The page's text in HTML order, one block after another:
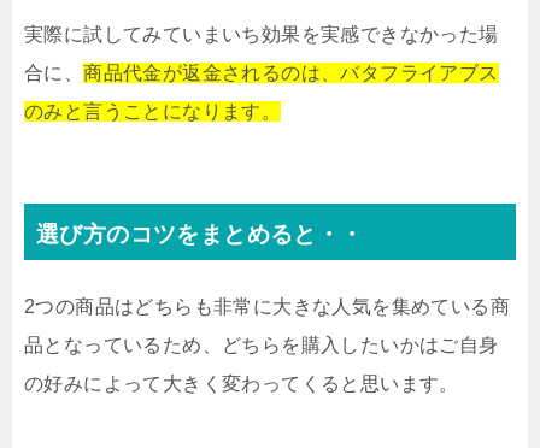
実際に試してみていまいち効果を実感できなかった場
合に、商品代金が返金されるのは、バタフライアブス
のみと言うことになります。
選び方のコツをまとめると・・
2つの商品はどちらも非常に大きな人気を集めている商
品となっているため、どちらを購入したいかはご自身
の好みによって大きく変わってくると思います。